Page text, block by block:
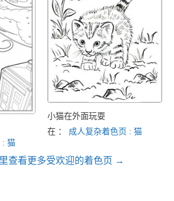
: 猫
小猫在外面玩耍
在 ： 成人复杂着色页 : 猫
查看更多受欢迎的着色页 →